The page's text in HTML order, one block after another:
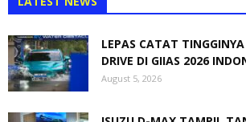
LEPAS CATAT
DRIVE DI GIIAS 2026
August 5, 2026